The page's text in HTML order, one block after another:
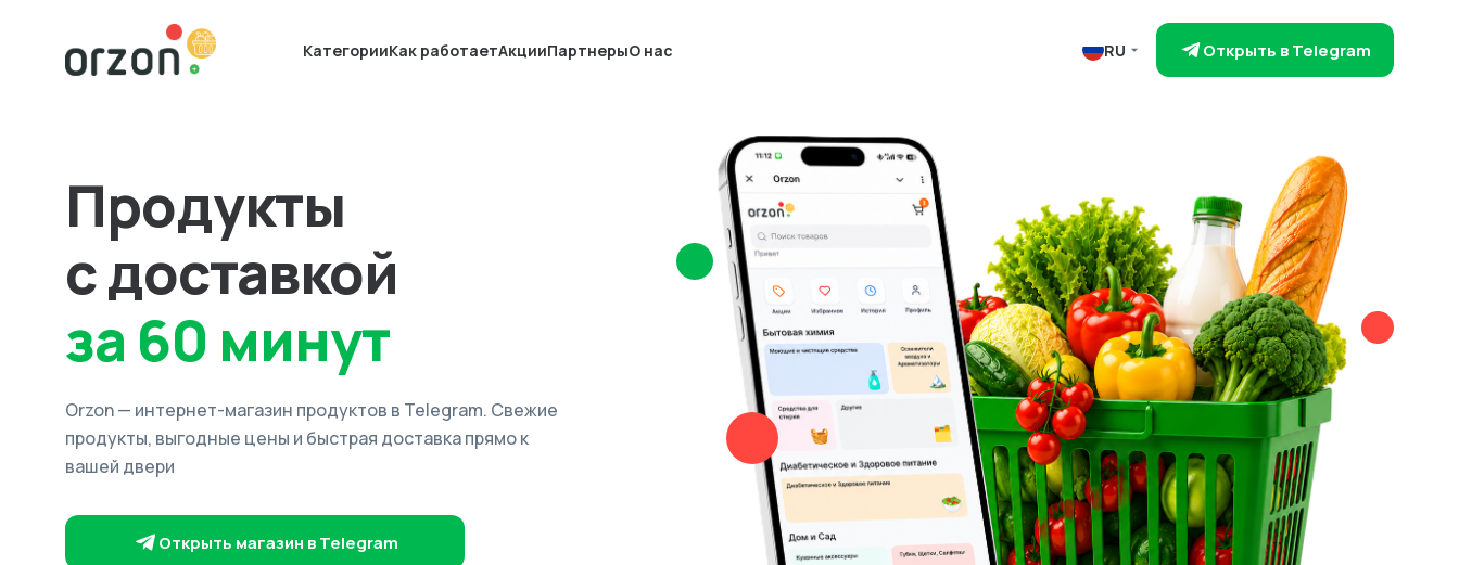
КатегорииКак работаетАкцииПартнерыО нас RU Открыть в Telegram
Продукты
с доставкой
за 60 минут
Orzon — интернет-магазин продуктов в Telegram. Свежие
продукты, выгодные цены и быстрая доставка прямо к
вашей двери
Открыть магазин в Telegram